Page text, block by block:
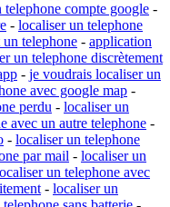
telephone compte google -
- localiser un telephone
telephone - application
un telephone discrètement
- je voudrais localiser un
avec google map -
perdu - localiser un
avec un autre telephone -
- localiser un telephone
par mail - localiser un
un telephone avec
- localiser un